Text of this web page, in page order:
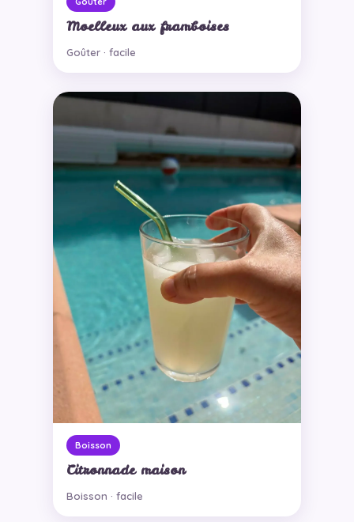
Moelleux aux framboises
Goûter · facile
Boisson
Citronnade maison
Boisson · facile